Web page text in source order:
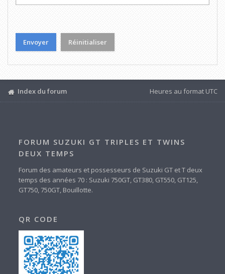
Index du forum Heures au format UTC
FORUM SUZUKI GT TRIPLES ET TWINS
DEUX TEMPS
Forum des amateurs et possesseurs de Suzuki GT et T deux
temps des années 70 : Suzuki 750GT, GT380, GT550, GT125,
GT750, 750GT, Bouillotte.
QR CODE